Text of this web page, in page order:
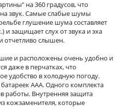
на 360 градусов, что
на звук. Самые слабые шумы
глушение шума составляет
и защищает слух от звука и эха
отчетливо слышен.
и расположены очень удобно и
даже в перчатках, что
удобство в холодную погоду.
ААА. Одного комплекта
работы. Внутренняя защита
кожзаменителя, которые